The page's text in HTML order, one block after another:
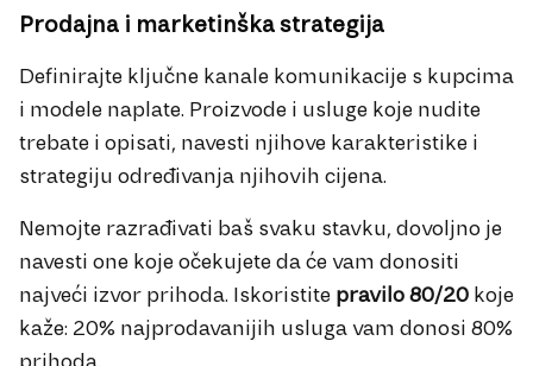
Prodajna i marketinška strategija
Definirajte ključne kanale komunikacije s kupcima
i modele naplate. Proizvode i usluge koje nudite
trebate i opisati, navesti njihove karakteristike i
strategiju određivanja njihovih cijena.
Nemojte razrađivati baš svaku stavku, dovoljno je
navesti one koje očekujete da će vam donositi
najveći izvor prihoda. Iskoristite pravilo 80/20 koje
kaže: 20% najprodavanijih usluga vam donosi 80%